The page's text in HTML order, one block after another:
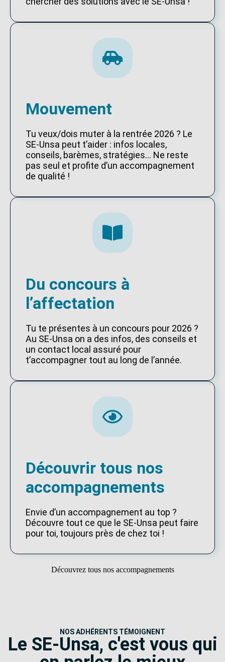
Mouvement
Tu veux/dois muter à la rentrée 2026 ? Le
SE-Unsa peut t’aider : infos locales,
conseils, barèmes, stratégies… Ne reste
pas seul et profite d’un accompagnement
de qualité !
Du concours à
l’affectation
Tu te présentes à un concours pour 2026 ?
Au SE-Unsa on a des infos, des conseils et
un contact local assuré pour
t’accompagner tout au long de l’année.
Découvrir tous nos
accompagnements
Envie d’un accompagnement au top ?
Découvre tout ce que le SE-Unsa peut faire
pour toi, toujours près de chez toi !
Découvrez tous nos accompagnements
NOS ADHÉRENTS TÉMOIGNENT
Le SE-Unsa, c'est vous qui